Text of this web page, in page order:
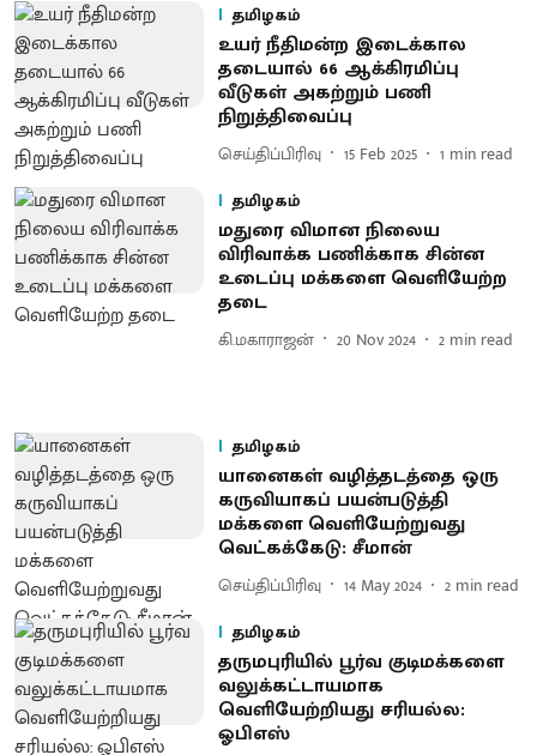
தமிழகம்
உயர் நீதிமன்ற இடைக்கால
தடையால் 66 ஆக்கிரமிப்பு
வீடுகள் அகற்றும் பணி
நிறுத்திவைப்பு
செய்திப்பிரிவு 15 Feb 2025 1 min read
தமிழகம்
மதுரை விமான நிலைய
விரிவாக்க பணிக்காக சின்ன
உடைப்பு மக்களை வெளியேற்ற
தடை
கி.மகாராஜன் 20 Nov 2024 2 min read
தமிழகம்
யானைகள் வழித்தடத்தை ஒரு
கருவியாகப் பயன்படுத்தி
மக்களை வெளியேற்றுவது
வெட்கக்கேடு: சீமான்
செய்திப்பிரிவு 14 May 2024 2 min read
தமிழகம்
தருமபுரியில் பூர்வ குடிமக்களை
வலுக்கட்டாயமாக
வெளியேற்றியது சரியல்ல:
ஓபிஎஸ்